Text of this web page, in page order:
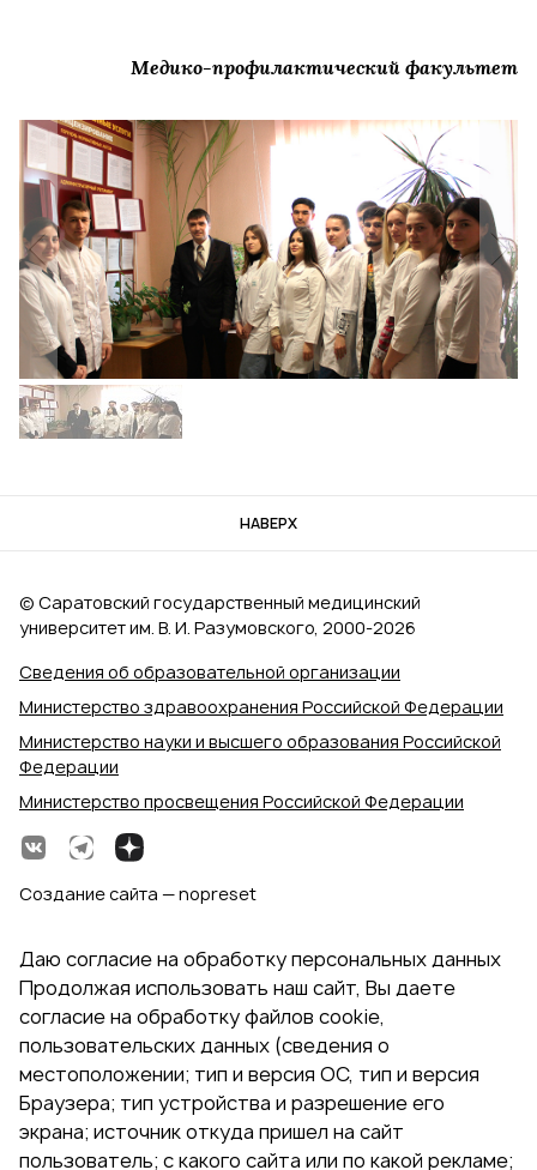
Медико-профилактический факультет
НАВЕРХ
Сведения об образовательной организации
Министерство здравоохранения Российской Федерации
Министерство науки и высшего образования Российской
Федерации
Министерство просвещения Российской Федерации
© Саратовский государственный медицинский
университет им. В. И. Разумовского, 2000‑2026
Создание сайта — nopreset
Даю согласие на обработку персональных данных
Продолжая использовать наш сайт, Вы даете
согласие на обработку файлов cookie,
пользовательских данных (сведения о
местоположении; тип и версия ОС, тип и версия
Браузера; тип устройства и разрешение его
экрана; источник откуда пришел на сайт
пользователь; с какого сайта или по какой рекламе;